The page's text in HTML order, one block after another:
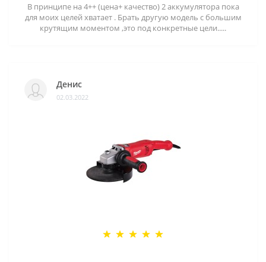
В принципе на 4++ (цена+ качество) 2 аккумулятора пока
для моих целей хватает . Брать другую модель с большим
крутящим моментом ,это под конкретные цели.....
Денис
02.03.2022